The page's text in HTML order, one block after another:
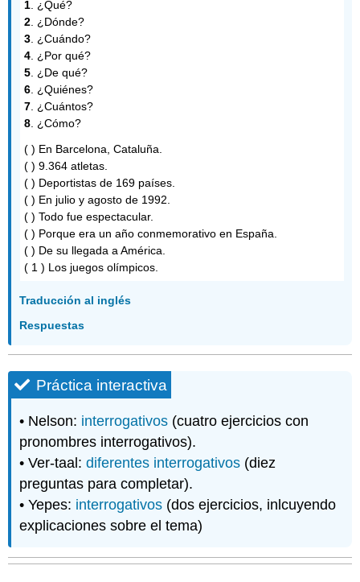
1 . ¿Qué?
2 . ¿Dónde?
3 . ¿Cuándo?
4 . ¿Por qué?
5 . ¿De qué?
6 . ¿Quiénes?
7 . ¿Cuántos?
8 . ¿Cómo?
( ) En Barcelona, Cataluña.
( ) 9.364 atletas.
( ) Deportistas de 169 países.
( ) En julio y agosto de 1992.
( ) Todo fue espectacular.
( ) Porque era un año conmemorativo en España.
( ) De su llegada a América.
( 1 ) Los juegos olímpicos.
Traducción al inglés
Respuestas
Práctica interactiva
• Nelson: interrogativos (cuatro ejercicios con
pronombres interrogativos).
• Ver-taal:diferentes interrogativos (diez
preguntas para completar).
• Yepes: interrogativos (dos ejercicios, inlcuyendo
explicaciones sobre el tema)